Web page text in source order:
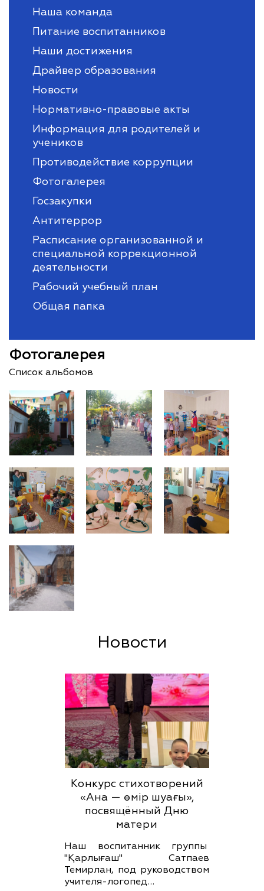
Наша команда
Питание воспитанников
Наши достижения
Драйвер образования
Новости
Нормативно-правовые акты
Информация для родителей и
учеников
Противодействие коррупции
Фотогалерея
Госзакупки
Антитеррор
Расписание организованной и
специальной коррекционной
деятельности
Рабочий учебный план
Общая папка
Фотогалерея
Список альбомов
Новости
Конкурс стихотворений
«Ана — өмір шуағы»,
посвящённый Дню
матери
Наш воспитанник группы
"Қарлығаш" Сатпаев
Темирлан, под руководством
учителя-логопед…